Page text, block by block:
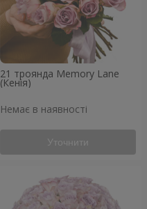
21 троянда Memory Lane
(Кенія)
Немає в наявності
Уточнити